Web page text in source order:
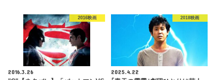
2016映画
2016.3.26
2018映画
2025.4.22